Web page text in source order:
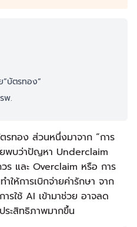
บัตรทอง”
พ.
รทอง ส่วนหนึ่งมาจาก “การ
ยพบว่าปัญหา Underclaim
ร และ Overclaim หรือ การ
ให้การเบิกจ่ายค่ารักษา จาก
รใช้ AI เข้ามาช่วย อาจลด
ระสิทธิภาพมากขึ้น